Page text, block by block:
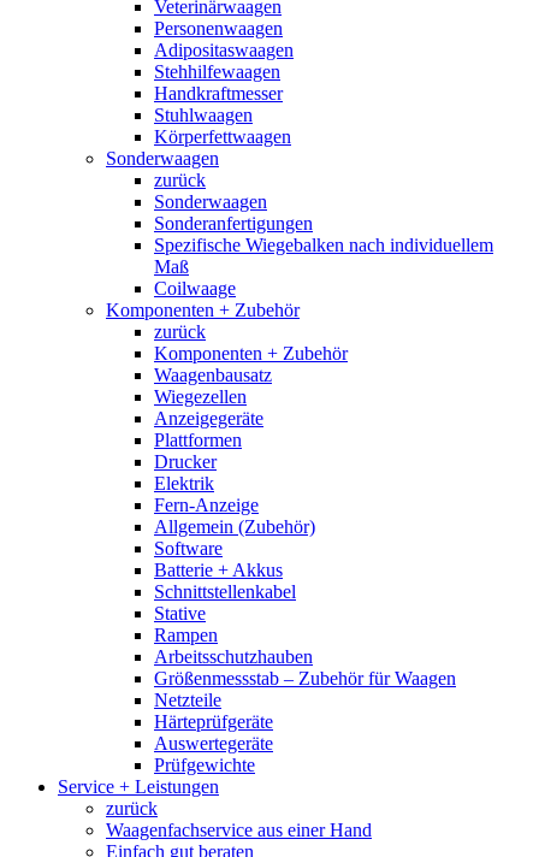
Veterinärwaagen
Personenwaagen
Adipositaswaagen
Stehhilfewaagen
Handkraftmesser
Stuhlwaagen
Körperfettwaagen
Sonderwaagen
zurück
Sonderwaagen
Sonderanfertigungen
Spezifische Wiegebalken nach individuellem
Maß
Coilwaage
Komponenten + Zubehör
zurück
Komponenten + Zubehör
Waagenbausatz
Wiegezellen
Anzeigegeräte
Plattformen
Drucker
Elektrik
Fern-Anzeige
Allgemein (Zubehör)
Software
Batterie + Akkus
Schnittstellenkabel
Stative
Rampen
Arbeitsschutzhauben
Größenmessstab – Zubehör für Waagen
Netzteile
Härteprüfgeräte
Auswertegeräte
Prüfgewichte
Service + Leistungen
zurück
Waagenfachservice aus einer Hand
Einfach gut beraten